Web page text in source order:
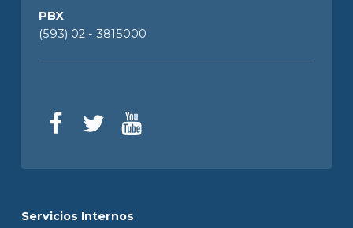
PBX
(593) 02 - 3815000
Servicios Internos